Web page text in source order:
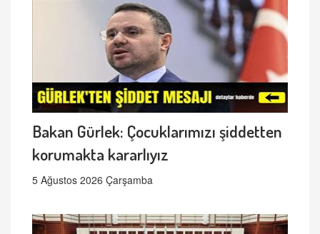
Bakan Gürlek: Çocuklarımızı şiddetten
korumakta kararlıyız
5 Ağustos 2026 Çarşamba